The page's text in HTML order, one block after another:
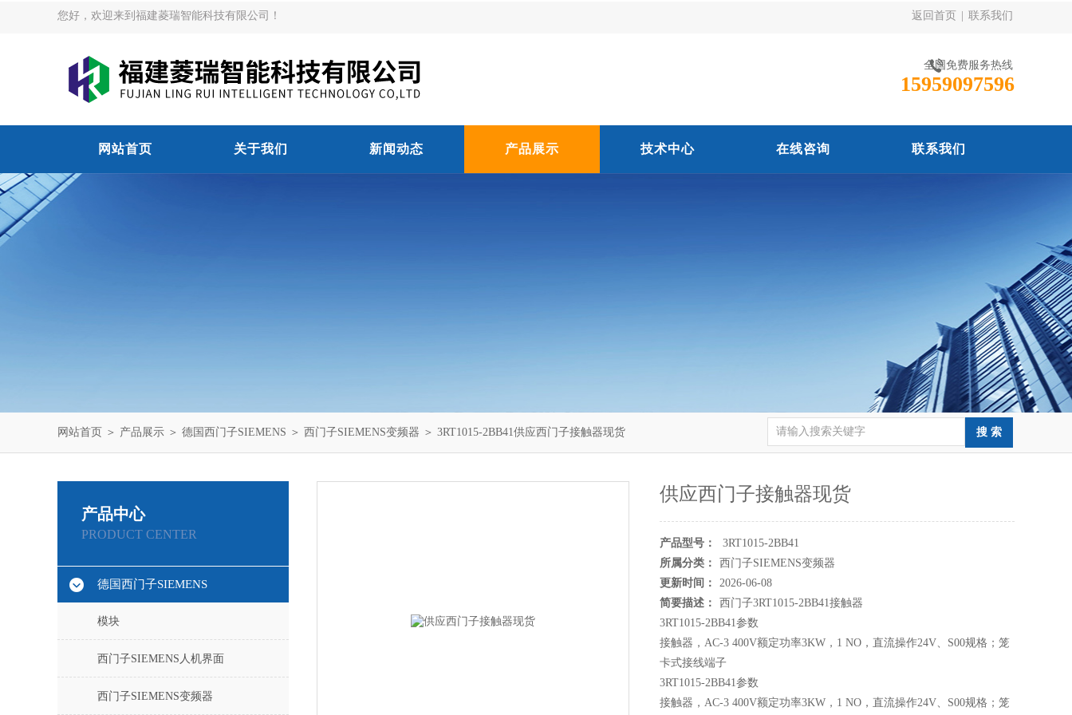
您好，欢迎来到福建菱瑞智能科技有限公司！ 返回首页 联系我们
全国免费服务热线
15959097596
网站首页 关于我们 新闻动态 产品展示 技术中心 在线咨询 联系我们
网站首页 ＞ 产品展示 ＞ 德国西门子SIEMENS ＞ 西门子SIEMENS变频器 ＞ 3RT1015-2BB41供应西门子接触器现货
产品中心
PRODUCT CENTER
德国西门子SIEMENS
模块
西门子SIEMENS人机界面
西门子SIEMENS变频器
供应西门子接触器现货
产品型号：
3RT1015-2BB41
所属分类：
西门子SIEMENS变频器
更新时间：
2026-06-08
简要描述：
西门子3RT1015-2BB41接触器
3RT1015-2BB41参数
接触器，AC-3 400V额定功率3KW，1 NO，直流操作24V、S00规格；笼
卡式接线端子
3RT1015-2BB41参数
接触器，AC-3 400V额定功率3KW，1 NO，直流操作24V、S00规格；笼